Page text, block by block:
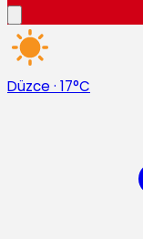
Düzce · 17°C